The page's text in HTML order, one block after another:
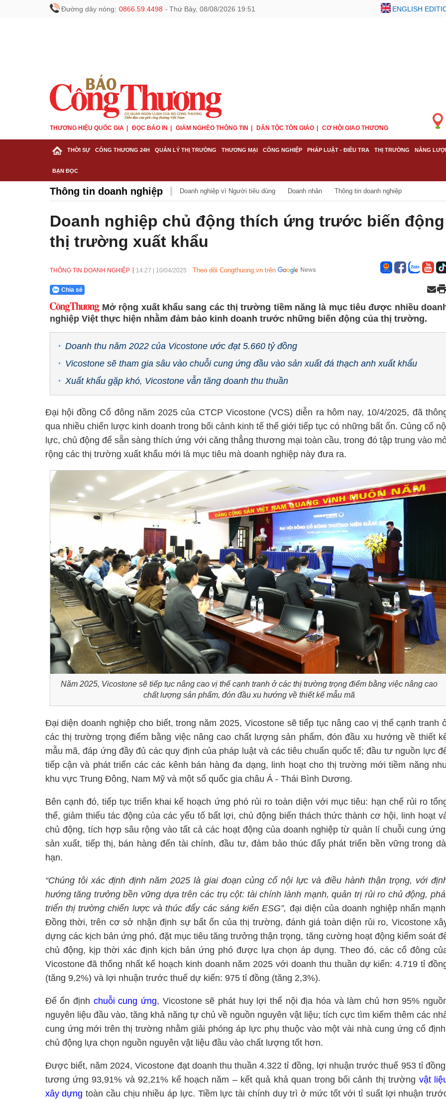
Đường dây nóng: 0866.59.4498 - Thứ Bảy, 08/08/2026 19:51 ENGLISH
THƯƠNG HIỆU QUỐC GIA ĐỌC BÁO IN GIẢM NGHÈO THÔNG TIN DÂN TỘC TÔN GIÁO CƠ HỘI GIAO THƯƠNG
THỜI SỰ CÔNG THƯƠNG 24H QUẢN LÝ THỊ TRƯỜNG THƯƠNG MẠI CÔNG NGHIỆP PHÁP LUẬT - ĐIỀU TRA THỊ TRƯỜNG NĂNG
BẠN ĐỌC
Thông tin doanh nghiệp Doanh nghiệp vì Người tiêu dùng Doanh nhân Thông tin doanh nghiệp
Doanh nghiệp chủ động thích ứng trước biến động
thị trường xuất khẩu
THÔNG TIN DOANH NGHIỆP 14:27 10/04/2025 Theo dõi Congthuong.vn trên
Chia sẻ
Mở rộng xuất khẩu sang các thị trường tiềm năng là mục tiêu được nhiều
nghiệp Việt thực hiện nhằm đảm bảo kinh doanh trước những biến động của thị trường.
Doanh thu năm 2022 của Vicostone ước đạt 5.660 tỷ đồng
Vicostone sẽ tham gia sâu vào chuỗi cung ứng đầu vào sản xuất đá thạch anh xuất khẩu
Xuất khẩu gặp khó, Vicostone vẫn tăng doanh thu thuần
Đại hội đồng Cổ đông năm 2025 của CTCP Vicostone (VCS) diễn ra hôm nay, 10/4/2025, đã
qua nhiều chiến lược kinh doanh trong bối cảnh kinh tế thế giới tiếp tục có những bất ổn. Củng cố
lực, chủ động để sẵn sàng thích ứng với căng thẳng thương mại toàn cầu, trong đó tập trung vào
rộng các thị trường xuất khẩu mới là mục tiêu mà doanh nghiệp này đưa ra.
Năm 2025, Vicostone sẽ tiếp tục nâng cao vị thế cạnh tranh ở các thị trường trọng điểm bằng việc nâng cao
chất lượng sản phẩm, đón đầu xu hướng về thiết kế mẫu mã
Đại diện doanh nghiệp cho biết, trong năm 2025, Vicostone sẽ tiếp tục nâng cao vị thế cạnh tranh
các thị trường trọng điểm bằng việc nâng cao chất lượng sản phẩm, đón đầu xu hướng về thiết
mẫu mã, đáp ứng đầy đủ các quy định của pháp luật và các tiêu chuẩn quốc tế; đầu tư nguồn lực
tiếp cận và phát triển các các kênh bán hàng đa dạng, linh hoạt cho thị trường mới tiềm năng
khu vực Trung Đông, Nam Mỹ và một số quốc gia châu Á - Thái Bình Dương.
Bên cạnh đó, tiếp tục triển khai kế hoạch ứng phó rủi ro toàn diện với mục tiêu: hạn chế rủi ro
thể, giảm thiểu tác động của các yếu tố bất lợi, chủ động biến thách thức thành cơ hội, linh hoạt
chủ động, tích hợp sâu rộng vào tất cả các hoạt động của doanh nghiệp từ quản lí chuỗi cung
sản xuất, tiếp thị, bán hàng đến tài chính, đầu tư, đảm bảo thúc đẩy phát triển bền vững trong
hạn.
“Chúng tôi xác định định năm 2025 là giai đoạn củng cố nội lực và điều hành thận trọng, với
hướng tăng trưởng bền vững dựa trên các trụ cột: tài chính lành mạnh, quản trị rủi ro chủ động,
triển thị trường chiến lược và thúc đẩy các sáng kiến ESG”, đại diện của doanh nghiệp nhấn
Đồng thời, trên cơ sở nhận định sự bất ổn của thị trường, đánh giá toàn diện rủi ro, Vicostone
dựng các kịch bản ứng phó, đặt mục tiêu tăng trưởng thận trọng, tăng cường hoạt động kiểm soát
chủ động, kịp thời xác định kịch bản ứng phó được lựa chọn áp dụng. Theo đó, các cổ đông
Vicostone đã thống nhất kế hoạch kinh doanh năm 2025 với doanh thu thuần dự kiến: 4.719 tỉ
(tăng 9,2%) và lợi nhuận trước thuế dự kiến: 975 tỉ đồng (tăng 2,3%).
Để ổn định chuỗi cung ứng, Vicostone sẽ phát huy lợi thế nội địa hóa và làm chủ hơn 95%
nguyên liệu đầu vào, tăng khả năng tự chủ về nguồn nguyên vật liệu; tích cực tìm kiếm thêm các
cung ứng mới trên thị trường nhằm giải phóng áp lực phụ thuộc vào một vài nhà cung ứng cố
chủ động lựa chọn nguồn nguyên vật liệu đầu vào chất lượng tốt hơn.
Được biết, năm 2024, Vicostone đạt doanh thu thuần 4.322 tỉ đồng, lợi nhuận trước thuế 953 tỉ
tương ứng 93,91% và 92,21% kế hoạch năm – kết quả khả quan trong bối cảnh thị trường vật
xây dựng toàn cầu chịu nhiều áp lực. Tiềm lực tài chính duy trì ở mức tốt với tỉ suất lợi nhuận